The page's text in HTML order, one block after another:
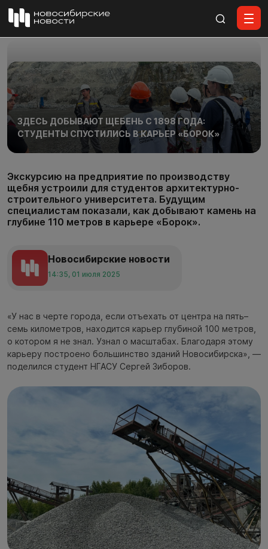
ЗДЕСЬ ДОБЫВАЮТ ЩЕБЕНЬ С 1898 ГОДА:
СТУДЕНТЫ СПУСТИЛИСЬ В КАРЬЕР «БОРОК»
Экскурсию на предприятие по производству
щебня устроили для студентов архитектурно-
строительного университета. Будущим
специалистам показали, как добывают камень на
глубине 110 метров в карьере «Борок».
Новосибирские новости
14:35, 01 июля 2025
«У нас в черте города, если отъехать от центра на пять–
семь километров, находится карьер глубиной 100 метров,
о котором я не знал. Узнал о масштабах. Благодаря этому
карьеру построено большинство зданий Новосибирска», —
поделился студент НГАСУ Сергей Зиборов.